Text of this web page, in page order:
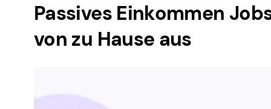
Passives Einkommen
von zu Hause aus